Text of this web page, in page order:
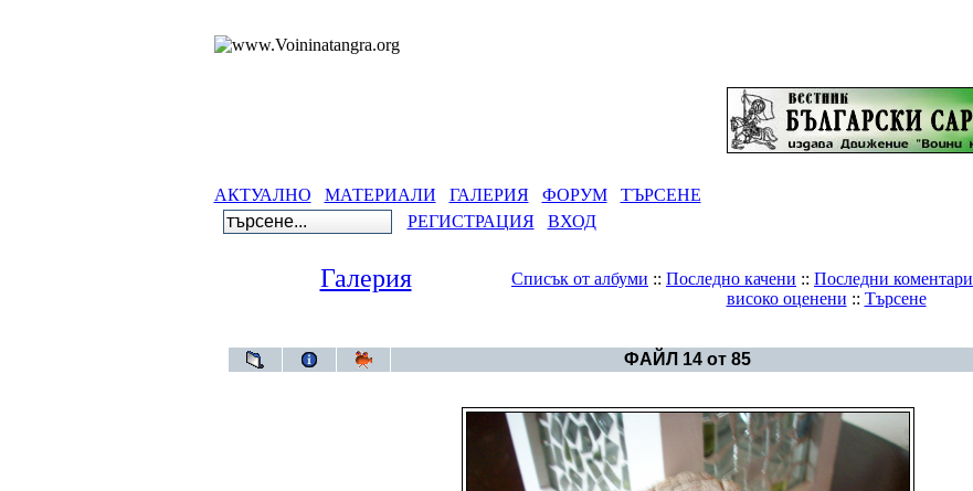
АКТУАЛНО МАТЕРИАЛИ ГАЛЕРИЯ ФОРУМ
ТЪРСЕНЕ
РЕГИСТРАЦИЯ
ВХОД
Галерия Списък от албуми :: Последно качени :: Последни коментари
високо оценени :: Търсене
ФАЙЛ 14 от 85